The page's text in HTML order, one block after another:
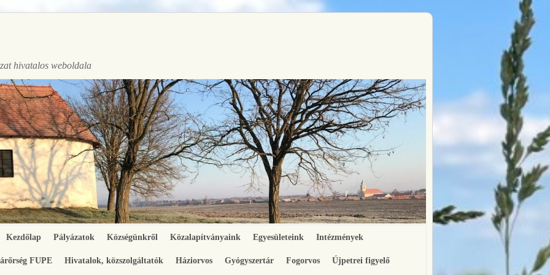
hivatalos weboldala
Kezdőlap Pályázatok Községünkről Közalapítványaink Egyesületeink Intézmények
FUPE Hivatalok, közszolgáltatók Háziorvos Gyógyszertár Fogorvos Újpetrei figyelő